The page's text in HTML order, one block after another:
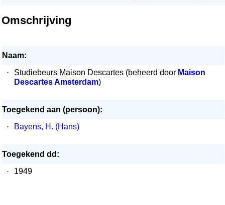
Omschrijving
Naam:
·
Studiebeurs Maison Descartes (beheerd door Maison
Descartes Amsterdam)
Toegekend aan (persoon):
·
Bayens, H. (Hans)
Toegekend dd:
·
1949